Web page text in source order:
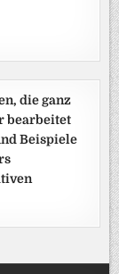
die ganz
bearbeitet
Beispiele